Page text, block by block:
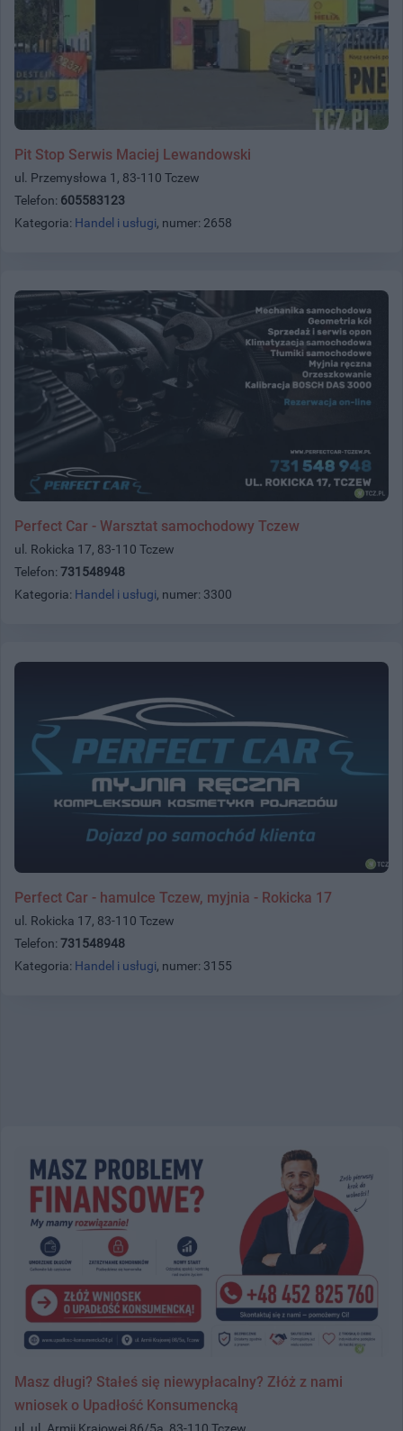
Pit Stop Serwis Maciej Lewandowski
ul. Przemysłowa 1, 83-110 Tczew
Telefon: 605583123
Kategoria: Handel i usługi, numer: 2658
Perfect Car - Warsztat samochodowy Tczew
ul. Rokicka 17, 83-110 Tczew
Telefon: 731548948
Kategoria: Handel i usługi, numer: 3300
Perfect Car - hamulce Tczew, myjnia - Rokicka 17
ul. Rokicka 17, 83-110 Tczew
Telefon: 731548948
Kategoria: Handel i usługi, numer: 3155
Masz długi? Stałeś się niewypłacalny? Złóż z nami
wniosek o Upadłość Konsumencką